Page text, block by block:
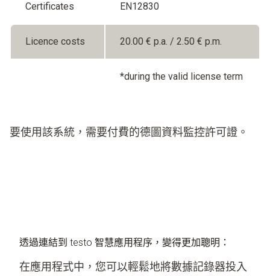
Certificates EN12830
Licence costs 20.00 € p.a. / 2.50 € p.m.
*during the valid license term
要使用該系統，需要付費的德圖資料監控許可證。
透過連結到 testo 智慧應用程序，變得更加聰明：
在應用程式中，您可以輕鬆地將數據記錄器投入